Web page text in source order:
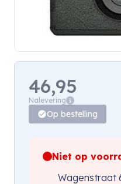
46,95
Nalevering
Op bestelling
Niet op
Wagenstraat